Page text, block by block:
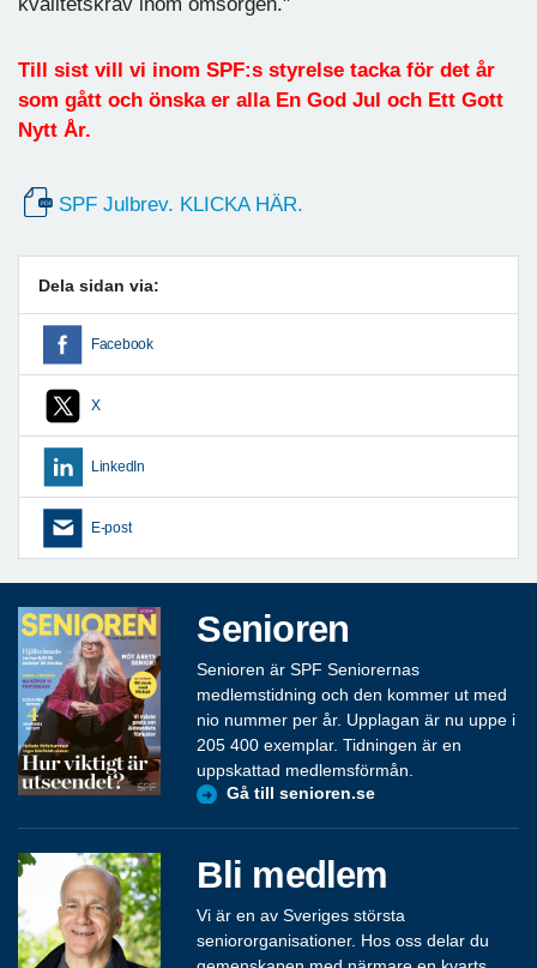
Till sist vill vi inom SPF:s styrelse tacka för det år
som gått och önska er alla En God Jul och Ett Gott
Nytt År.
SPF Julbrev. KLICKA HÄR.
Dela sidan via:
Facebook
X
LinkedIn
E-post
Senioren
Senioren är SPF Seniorernas
medlemstidning och den kommer ut med
nio nummer per år. Upplagan är nu uppe i
205 400 exemplar. Tidningen är en
uppskattad medlemsförmån.
Gå till senioren.se
Bli medlem
Vi är en av Sveriges största
seniororganisationer. Hos oss delar du